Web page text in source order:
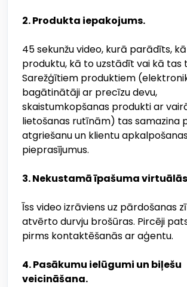
2. Produkta iepakojums.
45 sekunžu video, kurā parādīts,
produktu, kā to uzstādīt vai kā tas
Sarežģītiem produktiem
bagātinātāji ar precīzu devu,
skaistumkopšanas produkti ar
lietošanas rutīnām) tas samazina
atgriešanu un klientu
pieprasījumus.
3. Nekustamā īpašuma
Īss video izrāviens uz pārdošanas
atvērto durvju brošūras. Pircēji
pirms kontaktēšanās ar aģentu.
4. Pasākumu ielūgumi un biļešu
veicināšana.